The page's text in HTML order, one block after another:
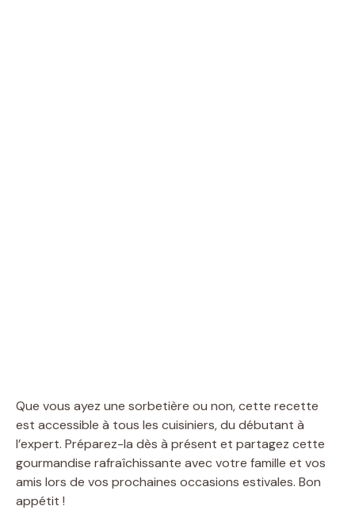
Que vous ayez une sorbetière ou non, cette recette
est accessible à tous les cuisiniers, du débutant à
l’expert. Préparez-la dès à présent et partagez cette
gourmandise rafraîchissante avec votre famille et vos
amis lors de vos prochaines occasions estivales. Bon
appétit !